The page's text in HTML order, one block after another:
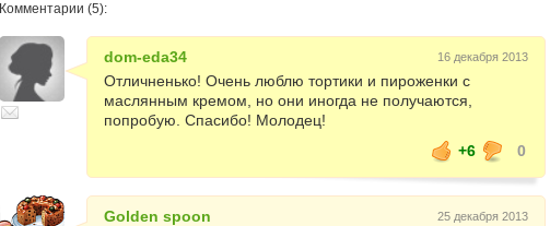
Комментарии (5):
dom-eda34 16 декабря 2013
Отличненько! Очень люблю тортики и пироженки с
маслянным кремом, но они иногда не получаются,
попробую. Спасибо! Молодец!
+6
0
Golden spoon 25 декабря 2013